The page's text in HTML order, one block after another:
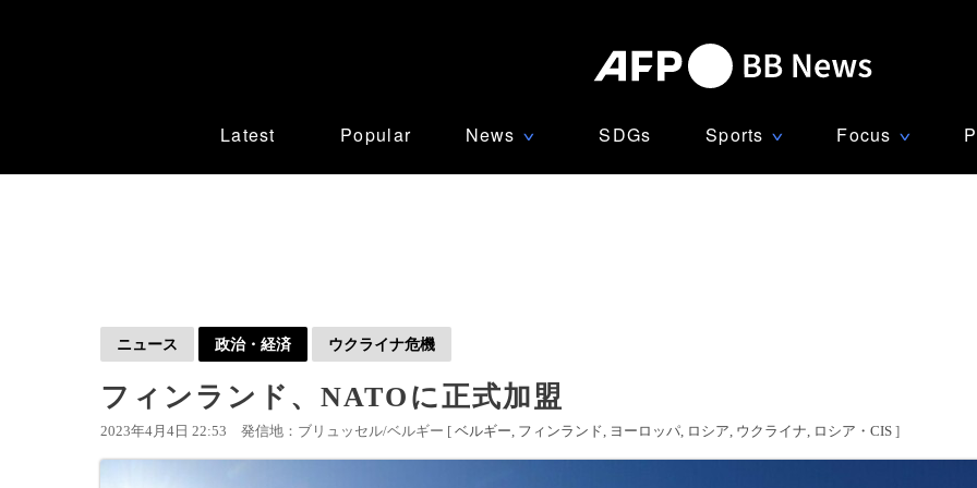
Latest Popular News ∨ SDGs Sports ∨ Focus ∨
ニュース 政治・経済 ウクライナ危機
フィンランド、NATOに正式加盟
2023年4月4日 22:53 発信地：ブリュッセル/ベルギー [ ベルギー フィンランド ヨーロッパ ロシア ウクライナ ロシア・CIS ]